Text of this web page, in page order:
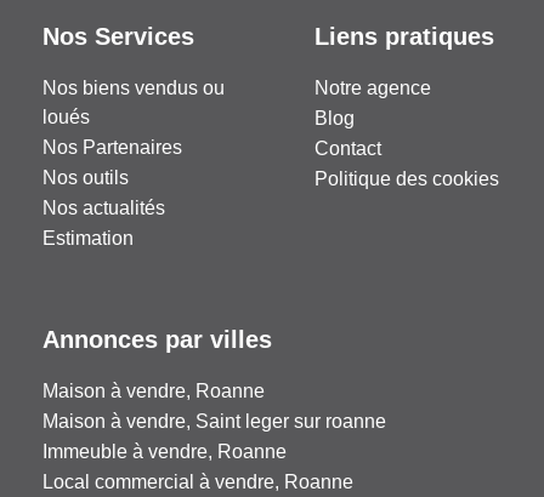
Nos Services
Nos biens vendus ou
loués
Nos Partenaires
Nos outils
Nos actualités
Estimation
Liens pratiques
Notre agence
Blog
Contact
Politique des cookies
Annonces par villes
Maison à vendre, Roanne
Maison à vendre, Saint leger sur roanne
Immeuble à vendre, Roanne
Local commercial à vendre, Roanne